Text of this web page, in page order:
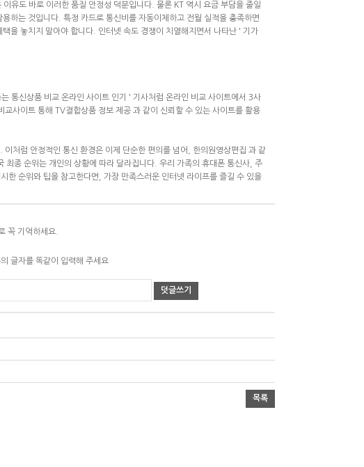
이유도 바로 이러한 품질 안정성 덕분입니다. 물론 KT 역시 요금 부담을 줄일
용하는 것입니다. 특정 카드로 통신비를 자동이체하고 전월 실적을 충족하면
택을 놓치지 말아야 합니다. 인터넷 속도 경쟁이 치열해지면서 나타난 ' 기가
통신상품 비교 온라인 사이트 인기
' 기사처럼 온라인 비교 사이트에서 3사
교사이트 통해 TV결합상품 정보 제공 과 같이 신뢰할 수 있는 사이트를 활용
처럼 안정적인 통신 환경은 이제 단순한 편의를 넘어, 한의원영상편집 과 같
종 순위는 개인의 상황에 따라 달라집니다. 우리 가족의 휴대폰 통신사, 주
한 순위와 팁을 참고한다면, 가장 만족스러운 인터넷 라이프를 즐길 수 있을
꼭 기억하세요.
글자를 똑같이 입력해 주세요
덧글쓰기
목록